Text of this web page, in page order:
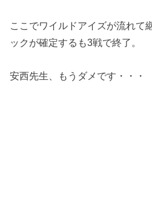
ここでワイルドアイズが流れて
ックが確定するも3戦で終了。
安西先生、もうダメです・・・